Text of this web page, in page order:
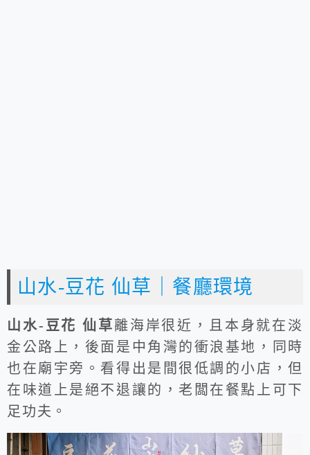
山水-豆花 仙草｜餐廳環境
山水-豆花 仙草離海岸很近，且本身就在淡
金公路上，後面是中角灣的衝浪基地，同時
也在廟宇旁。看得出是間很低調的小店，但
在味道上是絕不退讓的，老闆在餐點上可下
足功夫。